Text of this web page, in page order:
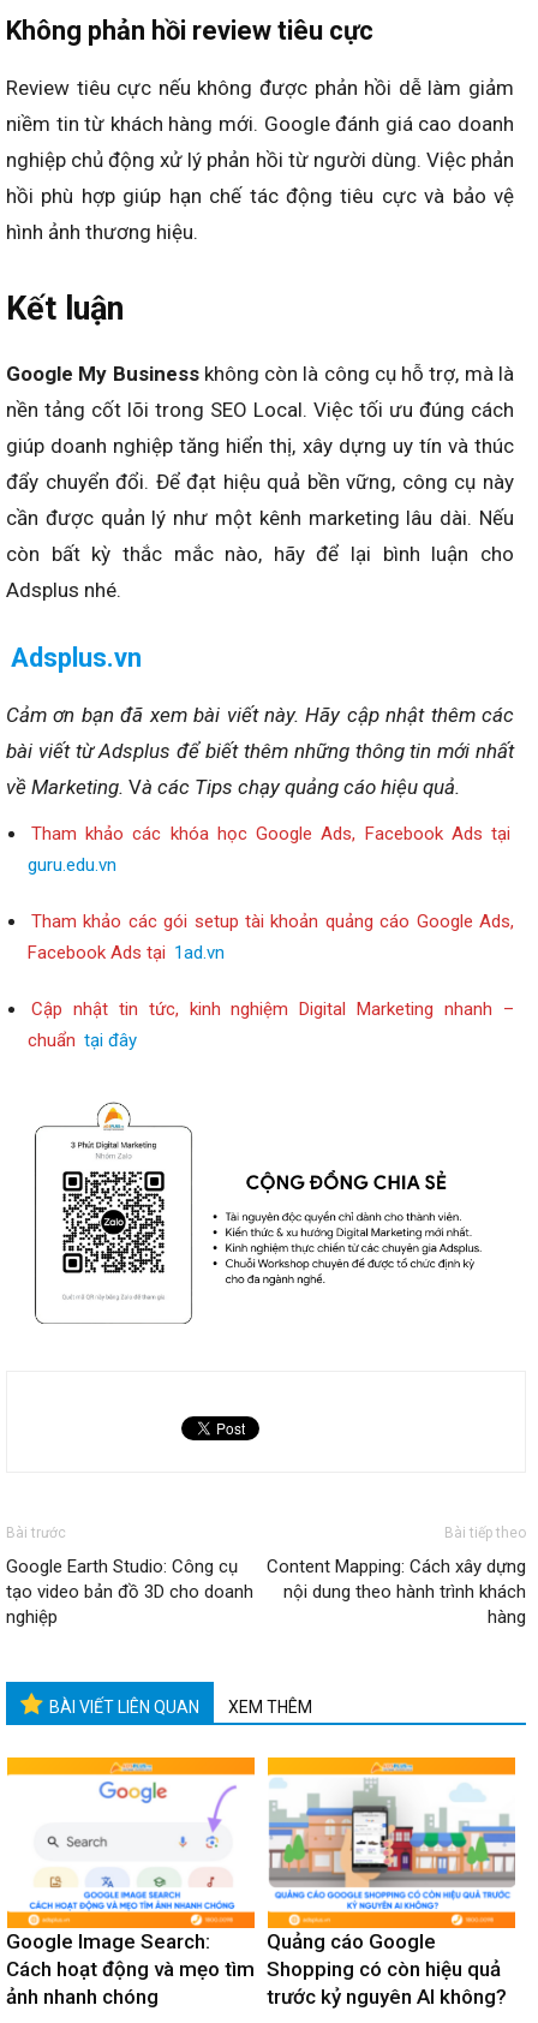
Không phản hồi review tiêu cực
Review tiêu cực nếu không được phản hồi dễ làm giảm
niềm tin từ khách hàng mới. Google đánh giá cao doanh
nghiệp chủ động xử lý phản hồi từ người dùng. Việc phản
hồi phù hợp giúp hạn chế tác động tiêu cực và bảo vệ
hình ảnh thương hiệu.
Kết luận
Google My Businesskhông còn là công cụ hỗ trợ, mà là
nền tảng cốt lõi trong SEO Local. Việc tối ưu đúng cách
giúp doanh nghiệp tăng hiển thị, xây dựng uy tín và thúc
đẩy chuyển đổi. Để đạt hiệu quả bền vững, công cụ này
cần được quản lý như một kênh marketing lâu dài. Nếu
còn bất kỳ thắc mắc nào, hãy để lại bình luận cho
Adsplus nhé.
Adsplus.vn
Cảm ơn bạn đã xem bài viết này. Hãy cập nhật thêm các
bài viết từ Adsplus để biết thêm những thông tin mới nhất
về Marketing. Và các Tips chạy quảng cáo hiệu quả.
Tham khảo các khóa học Google Ads, Facebook Ads tại
guru.edu.vn
Tham khảo các gói setup tài khoản quảng cáo Google Ads,
Facebook Ads tại 1ad.vn
Cập nhật tin tức, kinh nghiệm Digital Marketing nhanh –
chuẩn tại đây
Bài trước
Google Earth Studio: Công cụ
tạo video bản đồ 3D cho doanh
nghiệp
Bài tiếp theo
Content Mapping: Cách xây dựng
nội dung theo hành trình khách
hàng
BÀI VIẾT LIÊN QUAN XEM THÊM
Google Image Search:
Cách hoạt động và mẹo tìm
ảnh nhanh chóng
Quảng cáo Google
Shopping có còn hiệu quả
trước kỷ nguyên AI không?